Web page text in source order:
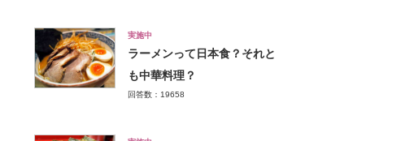
実施中
ラーメンって日本食？それと
も中華料理？
回答数：19658